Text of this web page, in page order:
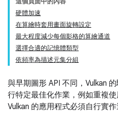
硬體加速
在算繪時套用畫面旋轉設定
最大程度減少每個影格的算繪通道
選擇合適的記憶體類型
依頻率為描述元集分組
與早期圖形 API 不同，Vulkan
行特定最佳化作業，例如重複
Vulkan 的應用程式必須自行實